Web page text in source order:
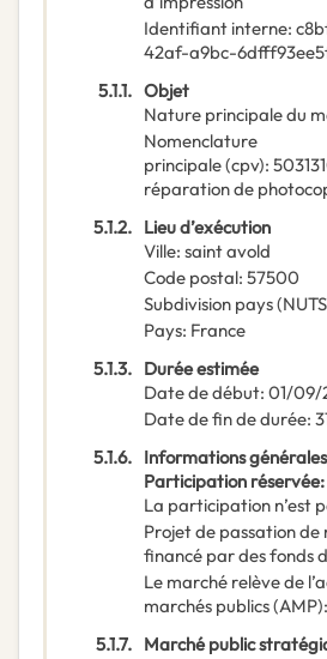
Identifiant interne:
42af-a9bc-
5.1.1. Objet
Nature principale du
Nomenclature
principale(cpv):
réparation de
5.1.2. Lieu d’exécution
Ville: saint avold
Code postal: 57500
Subdivision pays
Pays: France
5.1.3. Durée estimée
Date de début: 01/09/
Date de fin de durée:
5.1.6. Informations générales
Participation réservée:
La participation n’est
Projet de passation de
financé par des fonds
Le marché relève de
marchés publics (AMP):
5.1.7. Marché public